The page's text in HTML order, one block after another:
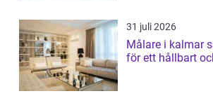
31 juli 2026
Målare i kalmar så väljer du rätt
för ett hållbart